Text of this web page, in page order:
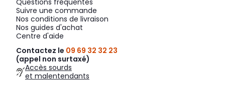
Questions fréquentes
Suivre une commande
Nos conditions de livraison
Nos guides d'achat
Centre d'aide
Contactez le 09 69 32 32 23
(appel non surtaxé)
Accès sourds
et malentendants